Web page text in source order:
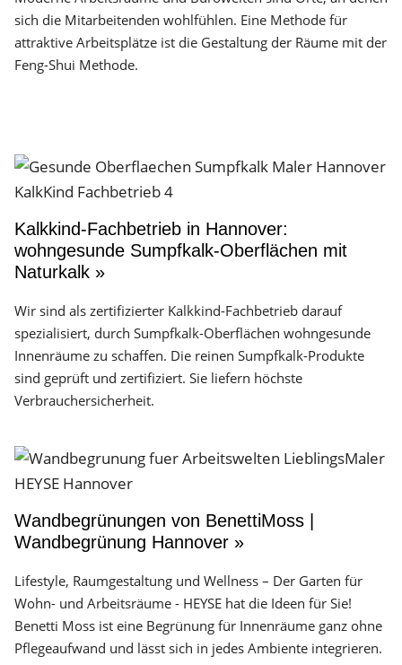
sich die Mitarbeitenden wohlfühlen. Eine Methode für
attraktive Arbeitsplätze ist die Gestaltung der Räume mit der
Feng-Shui Methode.
Kalkkind-Fachbetrieb in Hannover:
wohngesunde Sumpfkalk-Oberflächen mit
Naturkalk »
Wir sind als zertifizierter Kalkkind-Fachbetrieb darauf
spezialisiert, durch Sumpfkalk-Oberflächen wohngesunde
Innenräume zu schaffen. Die reinen Sumpfkalk-Produkte
sind geprüft und zertifiziert. Sie liefern höchste
Verbrauchersicherheit.
Wandbegrünungen von BenettiMoss |
Wandbegrünung Hannover »
Lifestyle, Raumgestaltung und Wellness – Der Garten für
Wohn- und Arbeitsräume - HEYSE hat die Ideen für Sie!
Benetti Moss ist eine Begrünung für Innenräume ganz ohne
Pflegeaufwand und lässt sich in jedes Ambiente integrieren.